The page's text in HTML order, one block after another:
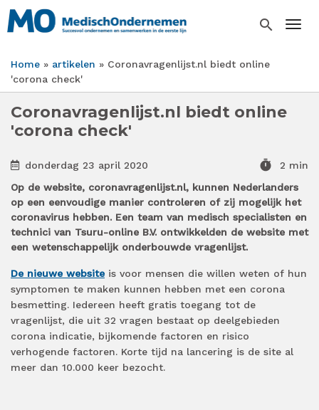
Overslaan
en
inhoud
gaan
search
Kruimelpad
Home artikelen
Coronavragenlijst.nl biedt online
'corona check'
Coronavragenlijst.nl biedt online
'corona check'
donderdag 23 april 2020 timer
2 min
Op de website, coronavragenlijst.nl, kunnen Nederlanders
op een eenvoudige manier controleren of zij mogelijk het
coronavirus hebben. Een team van medisch specialisten en
technici van Tsuru-online B.V. ontwikkelden de website met
een wetenschappelijk onderbouwde vragenlijst.
De nieuwe website is voor mensen die willen weten of hun
symptomen te maken kunnen hebben met een corona
besmetting. Iedereen heeft gratis toegang tot de
vragenlijst, die uit 32 vragen bestaat op deelgebieden
corona indicatie, bijkomende factoren en risico
verhogende factoren. Korte tijd na lancering is de site al
meer dan 10.000 keer bezocht.